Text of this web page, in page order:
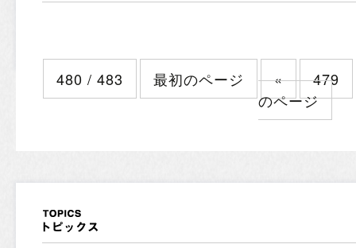
480 / 483 最初のページ «
479
のページ